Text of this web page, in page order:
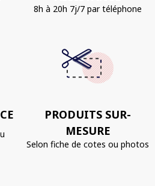
8h à 20h 7j/7 par téléphone
PRODUITS SUR-
MESURE
Selon fiche de cotes ou photos